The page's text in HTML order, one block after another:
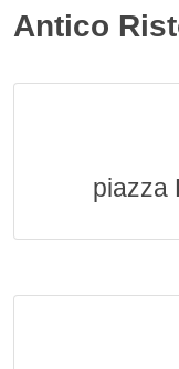
Antico
piazza